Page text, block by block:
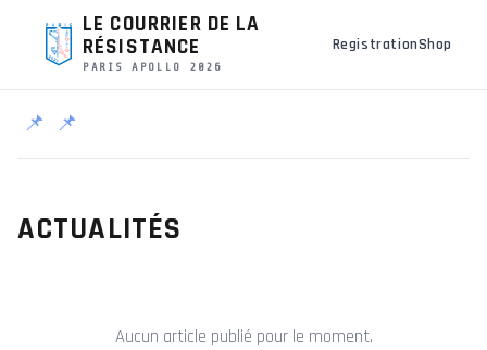
LE COURRIER DE LA
RÉSISTANCE
PARIS APOLLO 2026
RegistrationShop
📌 📌
ACTUALITÉS
Aucun article publié pour le moment.